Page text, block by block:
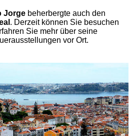
Jorge beherbergte auch den
. Derzeit können Sie besuchen
Sie mehr über seine
vor Ort.